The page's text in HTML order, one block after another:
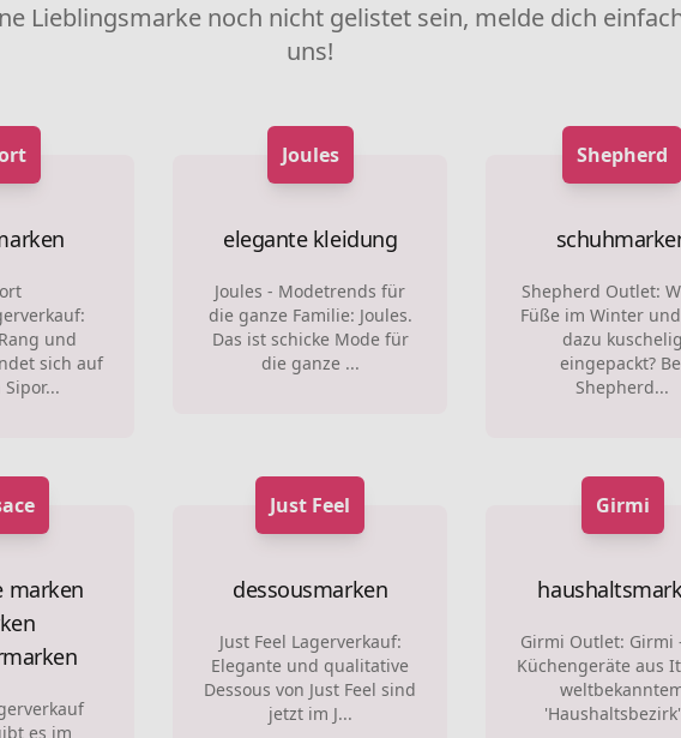
Lieblingsmarke noch nicht gelistet sein, melde dich
uns!
und
sich auf
Joules
elegante kleidung
Joules - Modetrends für
die ganze Familie: Joules.
Das ist schicke Mode für
die ganze ...
Shepherd
Shepherd Outlet:
Füße im Winter
dazu
eingepackt?
Shepherd...
marken
es im
Just Feel
dessousmarken
Just Feel Lagerverkauf:
Elegante und qualitative
Dessous von Just Feel sind
jetzt im J...
Girmi
Girmi Outlet: Girmi
Küchengeräte aus